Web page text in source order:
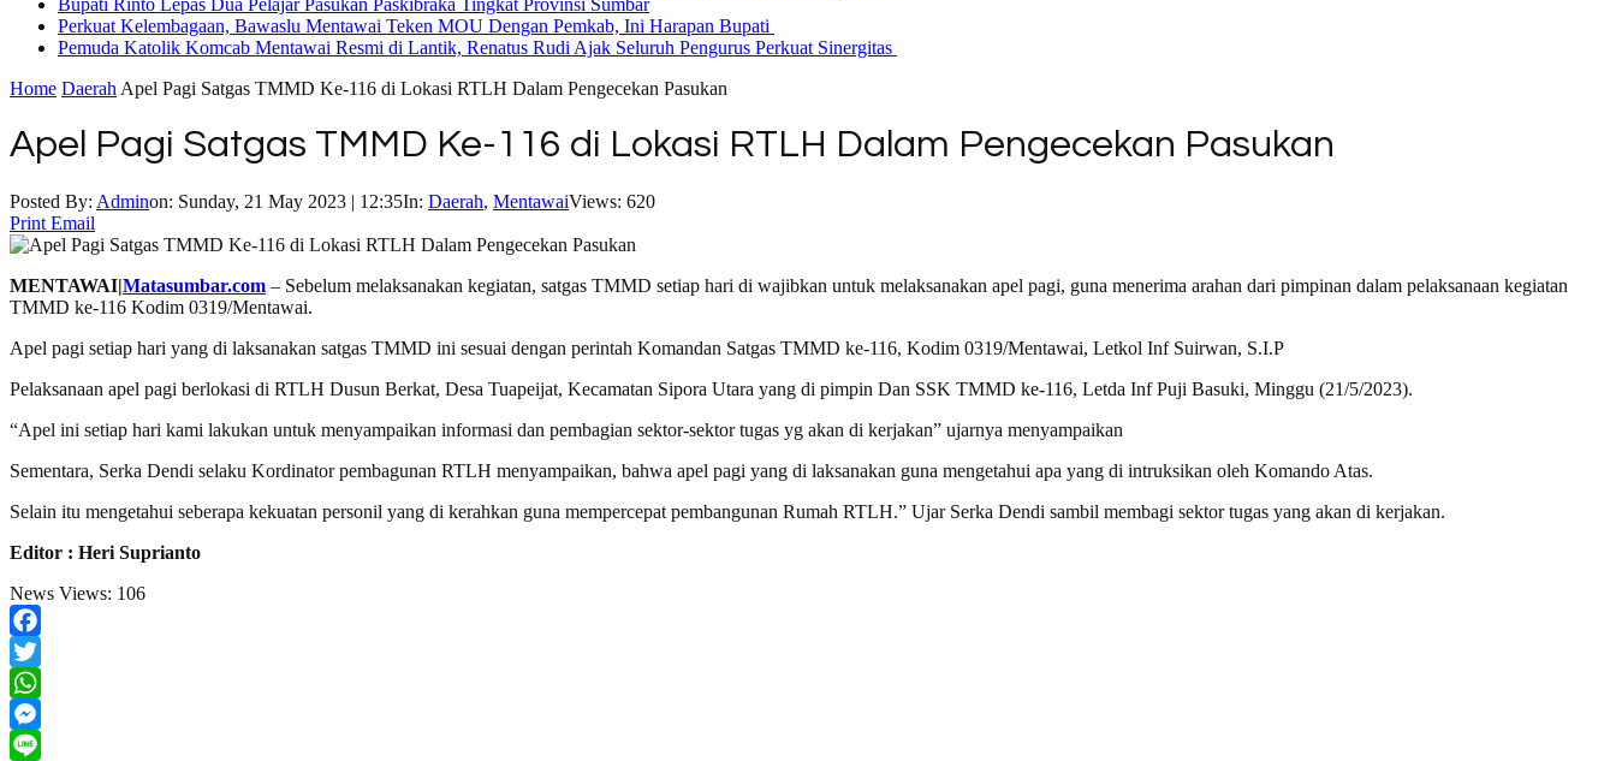
Bupati Rinto Lepas Dua Pelajar Pasukan Paskibraka Tingkat Provinsi Sumbar
Perkuat Kelembagaan, Bawaslu Mentawai Teken MOU Dengan Pemkab, Ini Harapan Bupati
Pemuda Katolik Komcab Mentawai Resmi di Lantik, Renatus Rudi Ajak Seluruh Pengurus Perkuat Sinergitas
Home Daerah Apel Pagi Satgas TMMD Ke-116 di Lokasi RTLH Dalam Pengecekan Pasukan
Apel Pagi Satgas TMMD Ke-116 di Lokasi RTLH Dalam Pengecekan Pasukan
Posted By: Adminon: Sunday, 21 May 2023 | 12:35In: Daerah, MentawaiViews: 620
Print Email
MENTAWAI|Matasumbar.com – Sebelum melaksanakan kegiatan, satgas TMMD setiap hari di wajibkan untuk melaksanakan apel pagi, guna menerima arahan dari pimpinan dalam pelaksanaan kegiatan
TMMD ke-116 Kodim 0319/Mentawai.
Apel pagi setiap hari yang di laksanakan satgas TMMD ini sesuai dengan perintah Komandan Satgas TMMD ke-116, Kodim 0319/Mentawai, Letkol Inf Suirwan, S.I.P
Pelaksanaan apel pagi berlokasi di RTLH Dusun Berkat, Desa Tuapeijat, Kecamatan Sipora Utara yang di pimpin Dan SSK TMMD ke-116, Letda Inf Puji Basuki, Minggu (21/5/2023).
“Apel ini setiap hari kami lakukan untuk menyampaikan informasi dan pembagian sektor-sektor tugas yg akan di kerjakan” ujarnya menyampaikan
Sementara, Serka Dendi selaku Kordinator pembagunan RTLH menyampaikan, bahwa apel pagi yang di laksanakan guna mengetahui apa yang di intruksikan oleh Komando Atas.
Selain itu mengetahui seberapa kekuatan personil yang di kerahkan guna mempercepat pembangunan Rumah RTLH.” Ujar Serka Dendi sambil membagi sektor tugas yang akan di kerjakan.
Editor : Heri Suprianto
News Views: 106
Facebook
Twitter
WhatsApp
Messenger